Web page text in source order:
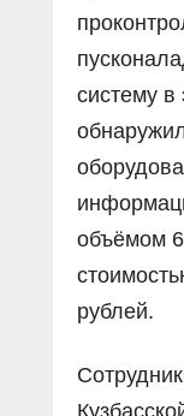
систему в
объёмом
рублей.